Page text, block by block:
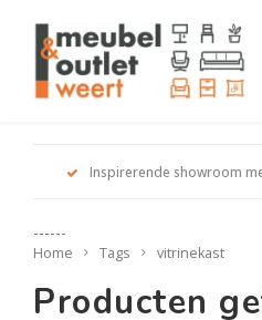
Inspirerende showroom
------
Home Tags vitrinekast
Producten